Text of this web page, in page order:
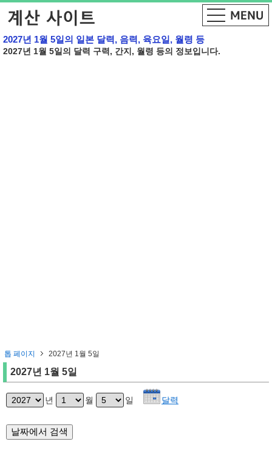
2027년 1월 5일의 일본 달력, 음력, 육요일, 월령 등
2027년 1월 5일의 달력 구력, 간지, 월령 등의 정보입니다.
톱 페이지 2027년 1월 5일
2027년 1월 5일
년 월 일 달력